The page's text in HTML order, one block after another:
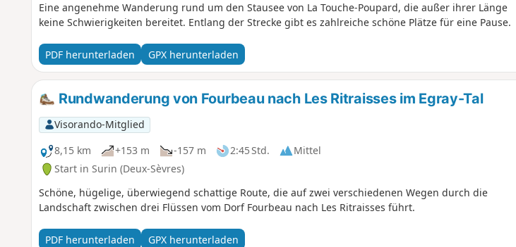
Eine angenehme Wanderung rund um den Stausee von La Touche-Poupard, die außer ihrer Länge
keine Schwierigkeiten bereitet. Entlang der Strecke gibt es zahlreiche schöne Plätze für eine Pause.
PDF herunterladen GPX herunterladen
Rundwanderung von Fourbeau nach Les Ritraisses im Egray-Tal
Visorando-Mitglied
8,15 km
+153 m -157 m 2:45 Std.
Mittel
Start in Surin (Deux-Sèvres)
Schöne, hügelige, überwiegend schattige Route, die auf zwei verschiedenen Wegen durch die
Landschaft zwischen drei Flüssen vom Dorf Fourbeau nach Les Ritraisses führt.
PDF herunterladen GPX herunterladen